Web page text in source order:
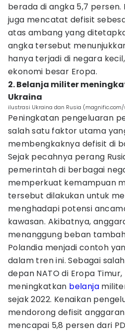
berada di angka 5,7 persen.
juga mencatat defisit
atas ambang yang
angka tersebut
hanya terjadi di negara
ekonomi besar Eropa.
2. Belanja militer
Ukraina
ilustrasi Ukraina dan Rusia
Peningkatan pengeluaran
salah satu faktor utama
membengkaknya defisit di
Sejak pecahnya perang
pemerintah di berbagai
memperkuat kemampuan
tersebut dilakukan untuk
menghadapi potensi
kawasan. Akibatnya,
menanggung beban
Polandia menjadi contoh
dalam tren ini. Sebagai
depan NATO di Eropa
meningkatkan belanja
sejak 2022. Kenaikan
mendorong defisit
mencapai 5,8 persen dari